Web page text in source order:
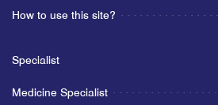
How to use this site?
Specialist
Medicine Specialist